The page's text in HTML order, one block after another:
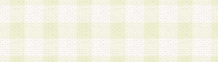
人を識別できる情報について第三者に開示または
社は事前に会員本人の同意を得るものとします。
3.前項の定めに拘わらず、当社は、以下の目的に
意を 得ることなく、会員個人を識別できる情報
づき選定した委託業者に対して当社の責任におい